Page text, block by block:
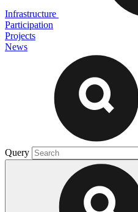
Infrastructure
Participation
Projects
News
Query